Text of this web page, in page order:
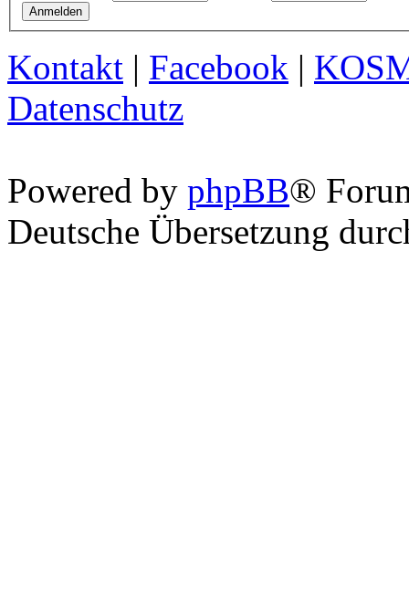
Kontakt | Facebook |
Datenschutz
Powered by phpBB®
Deutsche Übersetzung